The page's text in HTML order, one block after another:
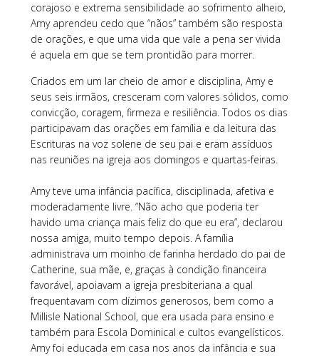
corajoso e extrema sensibilidade ao sofrimento alheio,
Amy aprendeu cedo que “nãos” também são resposta
de orações, e que uma vida que vale a pena ser vivida
é aquela em que se tem prontidão para morrer.
Criados em um lar cheio de amor e disciplina, Amy e
seus seis irmãos, cresceram com valores sólidos, como
convicção, coragem, firmeza e resiliência. Todos os dias
participavam das orações em família e da leitura das
Escrituras na voz solene de seu pai e eram assíduos
nas reuniões na igreja aos domingos e quartas-feiras.
Amy teve uma infância pacífica, disciplinada, afetiva e
moderadamente livre. “Não acho que poderia ter
havido uma criança mais feliz do que eu era”, declarou
nossa amiga, muito tempo depois. A família
administrava um moinho de farinha herdado do pai de
Catherine, sua mãe, e, graças à condição financeira
favorável, apoiavam a igreja presbiteriana a qual
frequentavam com dízimos generosos, bem como a
Millisle National School, que era usada para ensino e
também para Escola Dominical e cultos evangelísticos.
Amy foi educada em casa nos anos da infância e sua